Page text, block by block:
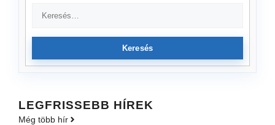
Keresés
LEGFRISSEBB HÍREK
Még több hír